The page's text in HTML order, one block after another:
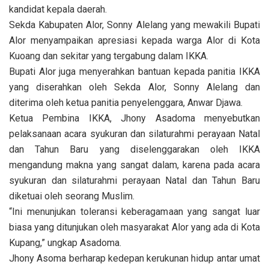
kandidat kepala daerah.
Sekda Kabupaten Alor, Sonny Alelang yang mewakili Bupati
Alor menyampaikan apresiasi kepada warga Alor di Kota
Kuoang dan sekitar yang tergabung dalam IKKA.
Bupati Alor juga menyerahkan bantuan kepada panitia IKKA
yang diserahkan oleh Sekda Alor, Sonny Alelang dan
diterima oleh ketua panitia penyelenggara, Anwar Djawa.
Ketua Pembina IKKA, Jhony Asadoma menyebutkan
pelaksanaan acara syukuran dan silaturahmi perayaan Natal
dan Tahun Baru yang diselenggarakan oleh IKKA
mengandung makna yang sangat dalam, karena pada acara
syukuran dan silaturahmi perayaan Natal dan Tahun Baru
diketuai oleh seorang Muslim.
“Ini menunjukan toleransi keberagamaan yang sangat luar
biasa yang ditunjukan oleh masyarakat Alor yang ada di Kota
Kupang,” ungkap Asadoma.
Jhony Asoma berharap kedepan kerukunan hidup antar umat